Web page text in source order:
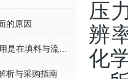
的原因
析与采购指南
压
辨
化